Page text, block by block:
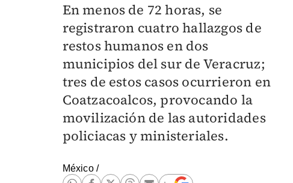
En menos de 72 horas, se
registraron cuatro hallazgos de
restos humanos en dos
municipios del sur de Veracruz;
tres de estos casos ocurrieron en
Coatzacoalcos, provocando la
movilización de las autoridades
policiacas y ministeriales.
México/